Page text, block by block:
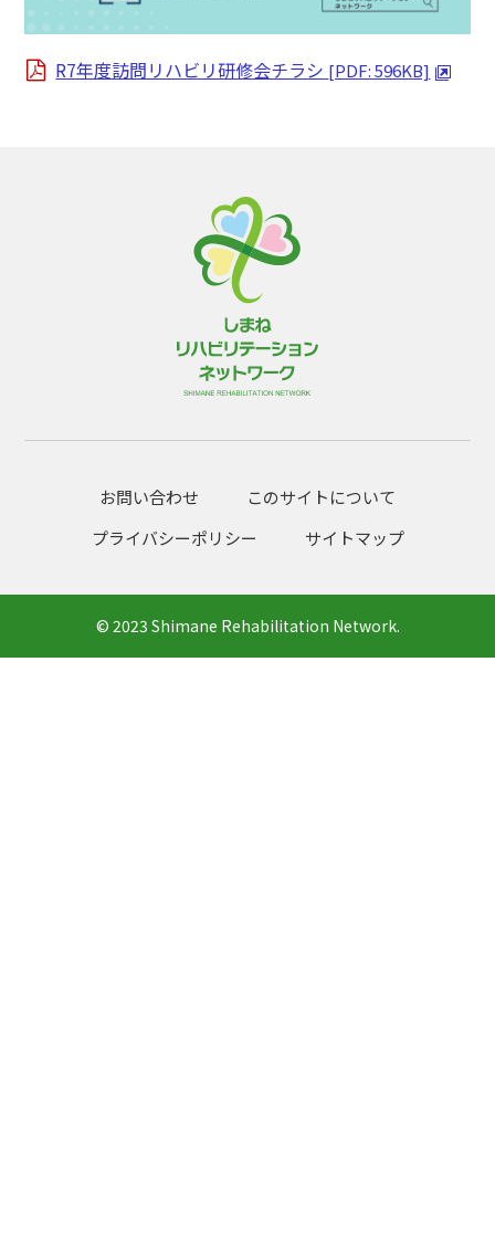
R7年度訪問リハビリ研修会チラシ [PDF: 596KB]
お問い合わせ
このサイトについて
プライバシーポリシー
サイトマップ
© 2023 Shimane Rehabilitation Network.